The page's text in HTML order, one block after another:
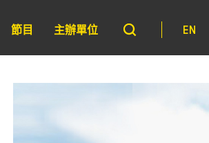
節目 主辦單位 EN